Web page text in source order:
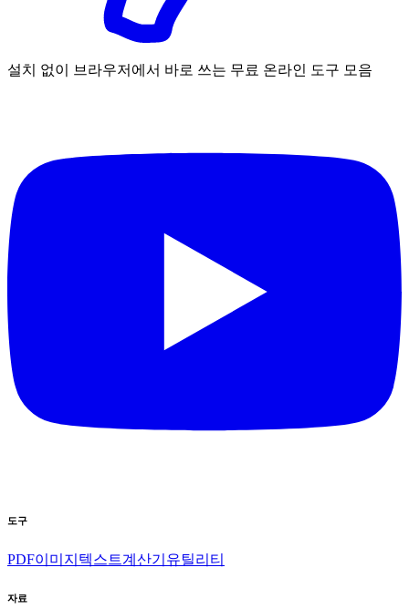
설치 없이 브라우저에서 바로 쓰는 무료 온라인 도구 모음
도구
PDF이미지 텍스트계산기 유틸리티
자료